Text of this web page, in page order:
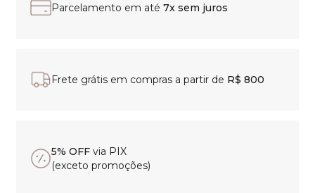
Parcelamento em até 7x sem juros
Frete grátis em compras a partir de R$ 800
5% OFF via PIX
(exceto promoções)